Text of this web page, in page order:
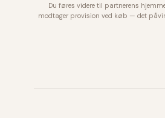
Du føres videre til partnerens
modtager provision ved køb — det